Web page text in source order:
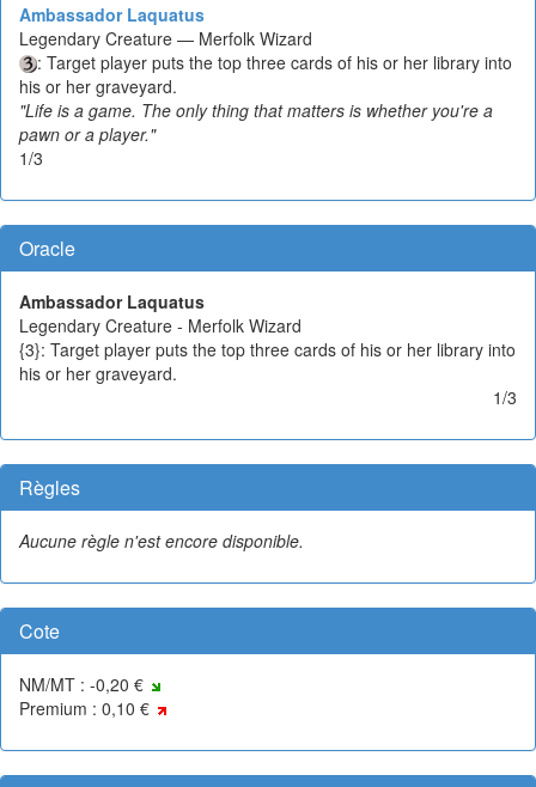
Ambassador Laquatus
Legendary Creature — Merfolk Wizard
: Target player puts the top three cards of his or her library into
his or her graveyard.
"Life is a game. The only thing that matters is whether you're a
pawn or a player."
1/3
Oracle
Ambassador Laquatus
Legendary Creature - Merfolk Wizard
{3}: Target player puts the top three cards of his or her library into
his or her graveyard.
1/3
Règles
Aucune règle n'est encore disponible.
Cote
NM/MT : -0,20 €
Premium : 0,10 €